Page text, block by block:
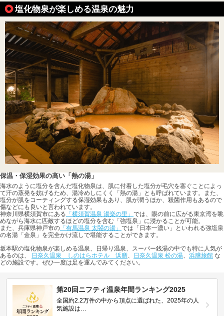
塩化物泉が楽しめる温泉の魅力
保温・保湿効果の高い「熱の湯」
海水のように塩分を含んだ塩化物泉は、肌に付着した塩分が毛穴を塞ぐことによっ
て汗の蒸発を妨げるため、湯冷めしにくく「熱の湯」とも呼ばれています。また、
塩分が肌をコーティングする保湿効果もあり、肌が潤うほか、殺菌作用もあるので
傷などにも良いと言われています。
神奈川県横須賀市にある 「横須賀温泉 湯楽の里」 では、眼の前に広がる東京湾を眺
めながら海水に匹敵するほどの塩分を含む「強塩泉」に浸かることが可能。
また、兵庫県神戸市の 「有馬温泉 太閤の湯」 では「日本一濃い」といわれる強塩泉
の名湯「金泉」を完全かけ流しで堪能することができます。
坂本駅の塩化物泉が楽しめる温泉、日帰り温泉、スーパー銭湯の中でも特に人気が
あるのは、
日奈久温泉 しのはらホテル 浜膳、 日奈久温泉 松の湯、 浜膳旅館 な
どの施設です。ぜひ一度は足を運んでみてください。
第20回ニフティ温泉年間ランキング2025
全国約2.2万件の中から頂点に選ばれた、2025年の人
気施設は…